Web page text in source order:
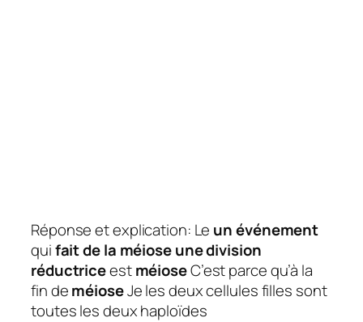
Réponse et explication: Le un événement
quifait de la méiose une division
réductriceestméioseC’est parce qu’à la
fin deméioseJe les deux cellules filles sont
toutes les deux haploïdes